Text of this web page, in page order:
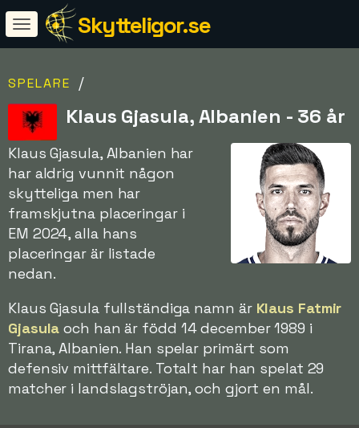
Skytteligor.se
SPELARE /
Klaus Gjasula, Albanien - 36 år
Klaus Gjasula, Albanien har
har aldrig vunnit någon
skytteliga men har
framskjutna placeringar i
EM 2024, alla hans
placeringar är listade
nedan.
Klaus Gjasula fullständiga namn är Klaus Fatmir
Gjasula och han är född 14 december 1989 i
Tirana, Albanien. Han spelar primärt som
defensiv mittfältare. Totalt har han spelat 29
matcher i landslagströjan, och gjort en mål.